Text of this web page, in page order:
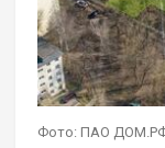
Фото: ПАО